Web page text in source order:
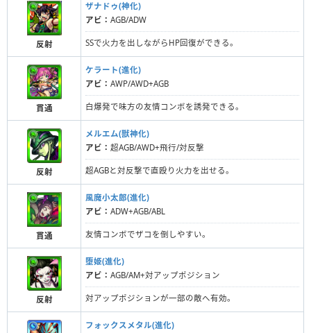
反射
ザナドゥ(神化)
アビ： AGB/ADW
SSで火力を出しながらHP回復ができる。
貫通
ケラート(進化)
アビ： AWP/AWD+AGB
白爆発で味方の友情コンボを誘発できる。
反射
メルエム(獣神化)
アビ： 超AGB/AWD+飛行/対反撃
超AGBと対反撃で直殴り火力を出せる。
貫通
風魔小太郎(進化)
アビ： ADW+AGB/ABL
友情コンボでザコを倒しやすい。
反射
堕姫(進化)
アビ： AGB/AM+対アップポジション
対アップポジションが一部の敵へ有効。
フォックスメタル(進化)